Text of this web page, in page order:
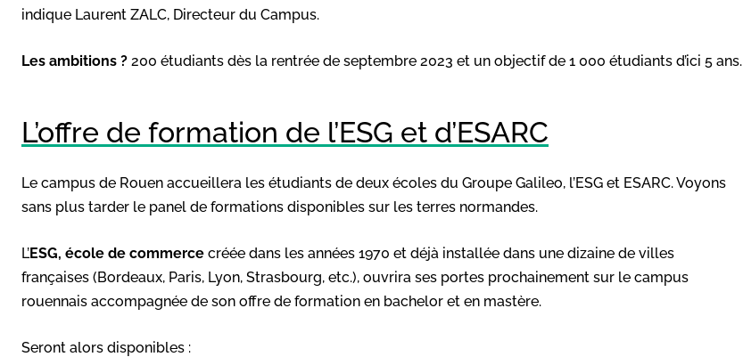
indique Laurent ZALC, Directeur du Campus.
Les ambitions ? 200 étudiants dès la rentrée de septembre 2023 et un objectif de 1 000 étudiants d’ici 5 ans.
L’offre de formation de l’ESG et d’ESARC
Le campus de Rouen accueillera les étudiants de deux écoles du Groupe Galileo, l’ESG et ESARC. Voyons
sans plus tarder le panel de formations disponibles sur les terres normandes.
L’ESG, école de commerce créée dans les années 1970 et déjà installée dans une dizaine de villes
françaises (Bordeaux, Paris, Lyon, Strasbourg, etc.), ouvrira ses portes prochainement sur le campus
rouennais accompagnée de son offre de formation en bachelor et en mastère.
Seront alors disponibles :